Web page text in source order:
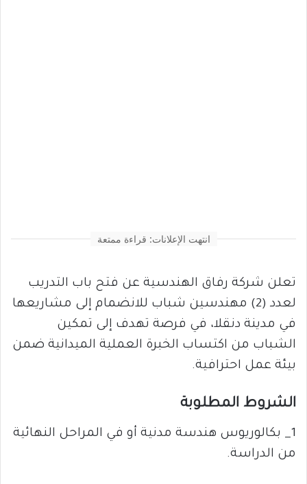
انتهت الإعلانات: قراءة ممتعة
تعلن شركة رفاق الهندسية عن فتح باب التدريب
لعدد (2) مهندسين شباب للانضمام إلى مشاريعها
في مدينة دنقلا، في فرصة تهدف إلى تمكين
الشباب من اكتساب الخبرة العملية الميدانية ضمن
بيئة عمل احترافية.
الشروط المطلوبة
1_ بكالوريوس هندسة مدنية أو في المراحل النهائية
من الدراسة.